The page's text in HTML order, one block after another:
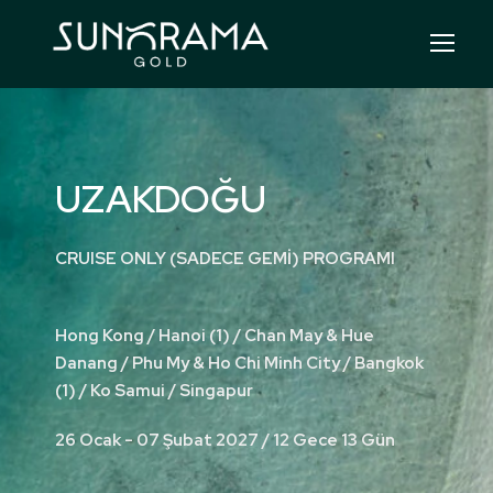
UZAKDOĞU
CRUISE ONLY (SADECE GEMİ) PROGRAMI
Hong Kong / Hanoi (1) / Chan May & Hue
Danang / Phu My & Ho Chi Minh City / Bangkok
(1) / Ko Samui / Singapur
26 Ocak - 07 Şubat 2027 / 12 Gece 13 Gün